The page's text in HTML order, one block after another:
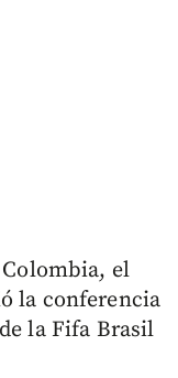
el
la conferencia
la Fifa Brasil